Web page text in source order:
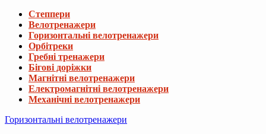
Степпери
Велотренажери
Горизонтальні велотренажери
Орбітреки
Гребні тренажери
Бігові доріжки
Магнітні велотренажери
Електромагнітні велотренажери
Механічні велотренажери
Горизонтальні велотренажери